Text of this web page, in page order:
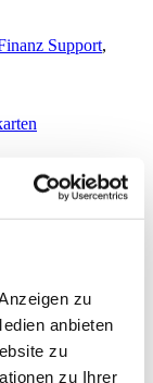
zu
anbieten
zu
zu Ihrer
Support,
12 Deluxe
Support,